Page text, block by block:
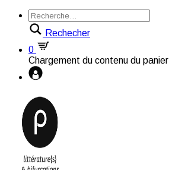
Rechecher
0
Chargement du contenu du panier